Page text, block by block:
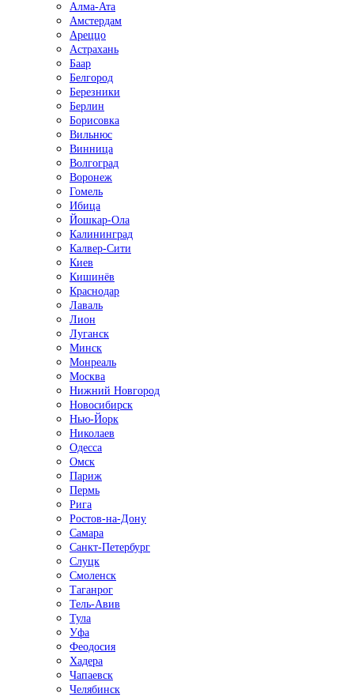
Алма-Ата
Амстердам
Ареццо
Астрахань
Баар
Белгород
Березники
Берлин
Борисовка
Вильнюс
Винница
Волгоград
Воронеж
Гомель
Ибица
Йошкар-Ола
Калининград
Калвер-Сити
Киев
Кишинёв
Краснодар
Лаваль
Лион
Луганск
Минск
Монреаль
Москва
Нижний Новгород
Новосибирск
Нью-Йорк
Николаев
Одесса
Омск
Париж
Пермь
Рига
Ростов-на-Дону
Самара
Санкт-Петербург
Слуцк
Смоленск
Таганрог
Тель-Авив
Тула
Уфа
Феодосия
Хадера
Чапаевск
Челябинск